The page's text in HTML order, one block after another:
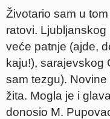
Životario sam u
ratovi.
veće patnje (ajde,
kaju!), sarajevskog
sam tezgu).
žita. Mogla je i
donosio M.